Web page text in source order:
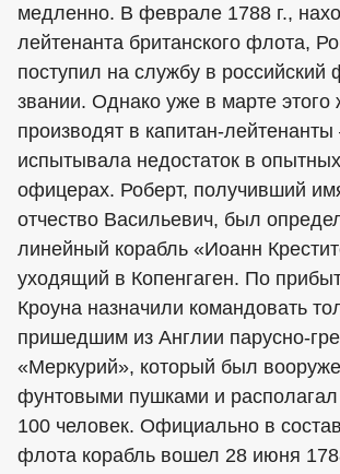
медленно. В феврале 1788 г.,
лейтенанта британского флота,
поступил на службу в российский
звании. Однако уже в марте этого
производят в капитан-лейтенанты
испытывала недостаток в
офицерах. Роберт, получивший
отчество Васильевич, был
линейный корабль «Иоанн
уходящий в Копенгаген. По
Кроуна назначили командовать
пришедшим из Англии парусно-
«Меркурий», который был
фунтовыми пушками и
100 человек. Официально в
флота корабль вошел 28 июня